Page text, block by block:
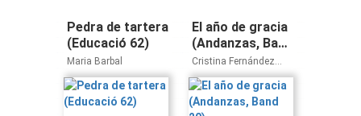
Pedra de tartera
(Educació 62)
Maria Barbal
El año de gracia
(Andanzas, Band
20)
Cristina Fernández
Cubas